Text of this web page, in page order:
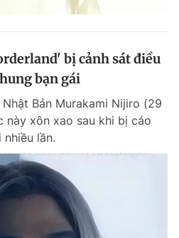
bị cảnh sát điều
bạn gái
Bản Murakami Nijiro (29
này xôn xao sau khi bị cáo
lần.